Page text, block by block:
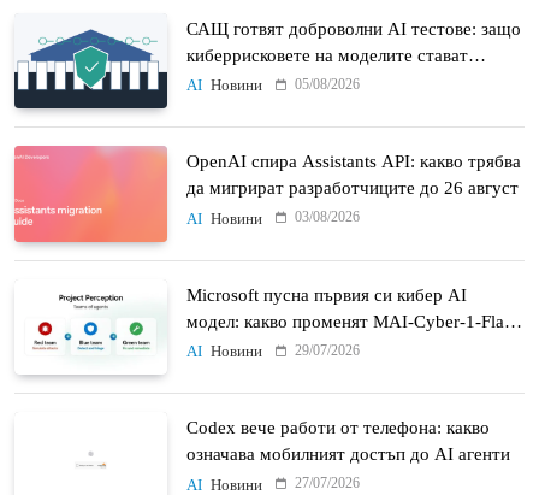
САЩ готвят доброволни AI тестове: защо
киберрисковете на моделите стават
политически въпрос
AI Новини 05/08/2026
OpenAI спира Assistants API: какво трябва
да мигрират разработчиците до 26 август
AI Новини 03/08/2026
Microsoft пусна първия си кибер AI
модел: какво променят MAI-Cyber-1-Flash
и Project Perception
AI Новини 29/07/2026
Codex вече работи от телефона: какво
означава мобилният достъп до AI агенти
AI Новини 27/07/2026